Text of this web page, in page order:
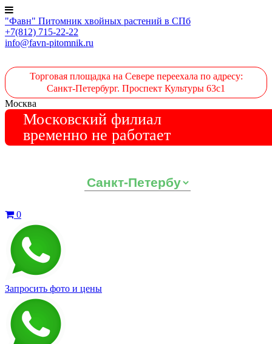
"Фавн" Питомник хвойных растений в СПб
+7(812) 715-22-22
info@favn-pitomnik.ru
Торговая площадка на Севере переехала по адресу:
Санкт-Петербург. Проспект Культуры 63с1
Москва
Московский филиал
временно не работает
0
Запросить фото и цены